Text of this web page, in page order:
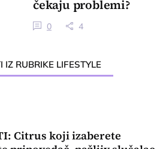
čekaju problemi?
0 4
IZ RUBRIKE LIFESTYLE
Citrus koji izaberete